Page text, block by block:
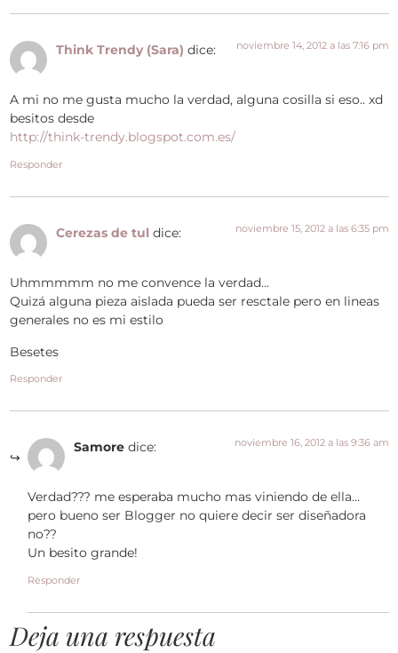
Think Trendy (Sara) dice: noviembre 14, 2012 a las 7:16 pm
A mi no me gusta mucho la verdad, alguna cosilla si eso.. xd
besitos desde
http://think-trendy.blogspot.com.es/
Responder
Cerezas de tul dice: noviembre 15, 2012 a las 6:35 pm
Uhmmmmm no me convence la verdad…
Quizá alguna pieza aislada pueda ser resctale pero en lineas
generales no es mi estilo
Besetes
Responder
Samore dice: noviembre 16, 2012 a las 9:36 am
Verdad??? me esperaba mucho mas viniendo de ella…
pero bueno ser Blogger no quiere decir ser diseñadora
no??
Un besito grande!
Responder
Deja una respuesta